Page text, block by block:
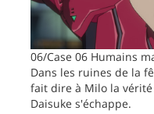
06/Case 06 Humains
Dans les ruines de la
fait dire à Milo la
Daisuke s'échappe.